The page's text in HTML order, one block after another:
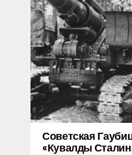
Советская
«Кувалды